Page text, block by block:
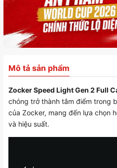
Mô tả sản phẩm
Zocker Speed Light Gen 2 Full
chóng trở thành tâm điểm trong
của Zocker, mang đến lựa chọn
và hiệu suất.